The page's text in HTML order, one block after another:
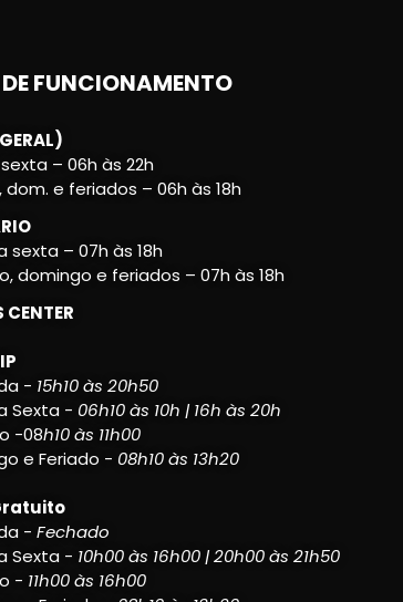
FUNCIONAMENTO
– 06h às 22h
dom. e feriados – 06h às 18h
sexta – 07h às 18h
domingo e feriados – 07h às 18h
CENTER
- 15h10 às 20h50
Sexta - 06h10 às 10h | 16h às 20h
-08h10 às 11h00
e Feriado - 08h10 às 13h20
- Fechado
Sexta - 10h00 às 16h00 | 20h00 às 21h50
- 11h00 às 16h00